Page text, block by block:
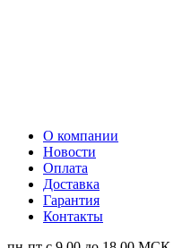
О компании
Новости
Оплата
Доставка
Гарантия
Контакты